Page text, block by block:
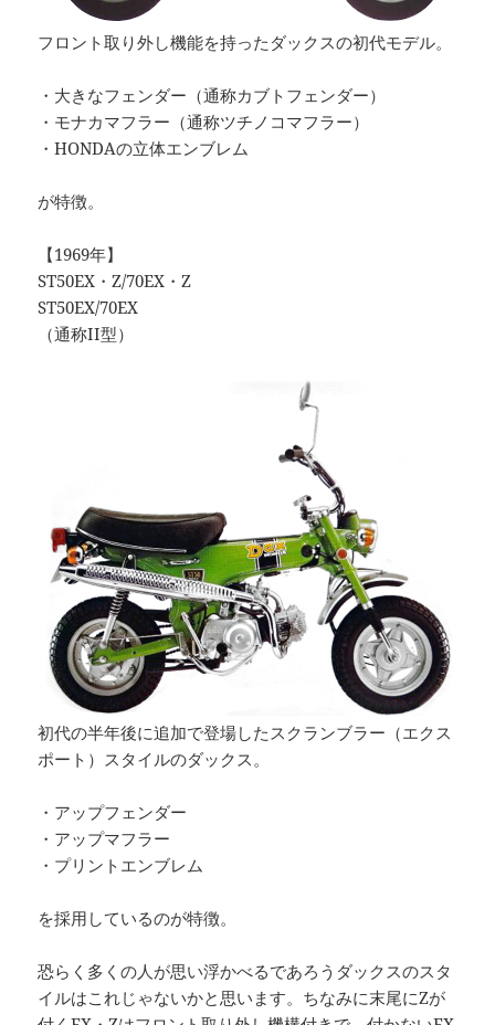
フロント取り外し機能を持ったダックスの初代モデル。
・大きなフェンダー（通称カブトフェンダー）
・モナカマフラー（通称ツチノコマフラー）
・HONDAの立体エンブレム
が特徴。
【1969年】
ST50EX・Z/70EX・Z
ST50EX/70EX
（通称II型）
初代の半年後に追加で登場したスクランブラー（エクス
ポート）スタイルのダックス。
・アップフェンダー
・アップマフラー
・プリントエンブレム
を採用しているのが特徴。
恐らく多くの人が思い浮かべるであろうダックスのスタ
イルはこれじゃないかと思います。ちなみに末尾にZが